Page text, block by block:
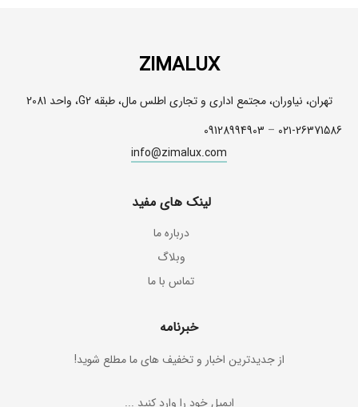
ZIMALUX
تهران، نیاوران، مجتمع اداری و تجاری اطلس مال، طبقه G2، واحد 2081
۰۲۱-26371586 –
09128994903
info@zimalux.com
لینک های مفید
درباره ما
وبلاگ
تماس با ما
خبرنامه
از جدیدترین اخبار و تخفیف های ما مطلع شوید!